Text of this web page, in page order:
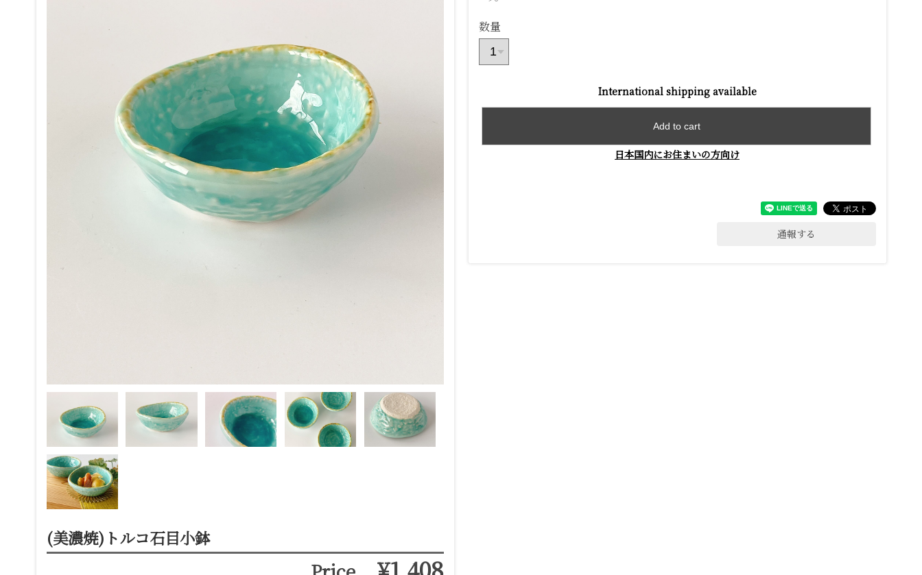
(美濃焼)トルコ石目小鉢
数量
International shipping available
Add to cart
日本国内にお住まいの方向け
通報する